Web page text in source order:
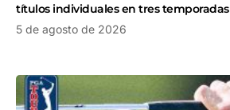
títulos individuales en tres temporadas
5 de agosto de 2026